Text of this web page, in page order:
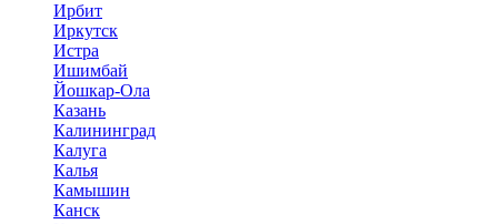
Ирбит
Иркутск
Истра
Ишимбай
Йошкар-Ола
Казань
Калининград
Калуга
Калья
Камышин
Канск